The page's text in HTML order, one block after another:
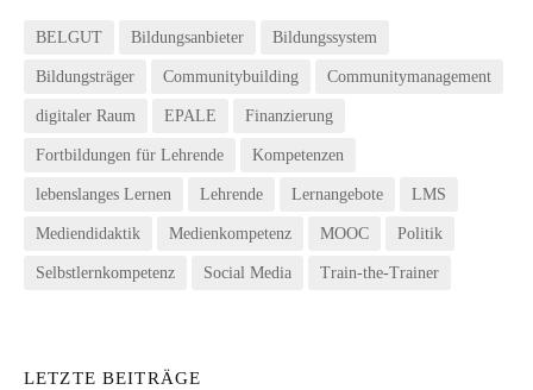
BELGUT Bildungsanbieter Bildungssystem
Bildungsträger Communitybuilding Communitymanagement
digitaler Raum EPALE Finanzierung
Fortbildungen für Lehrende Kompetenzen
lebenslanges Lernen Lehrende Lernangebote LMS
Mediendidaktik Medienkompetenz MOOC Politik
Selbstlernkompetenz Social Media Train-the-Trainer
LETZTE BEITRÄGE